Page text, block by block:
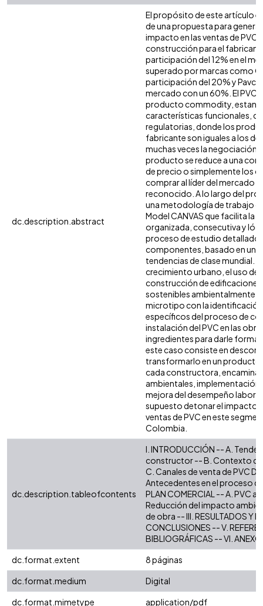
dc.description.abstract
El propósito de este artículo
de una propuesta para
impacto en las ventas de PVC
construcción para el
participación del 12% en el
superado por marcas como
participación del 20% y
mercado con un 60%. El PVC
producto commodity,
características funcionales,
regulatorias, donde los
fabricante son iguales a los
muchas veces la negociación
producto se reduce a una
de precio o simplemente los
comprar al líder del mercado
reconocido. A lo largo del
una metodología de trabajo
Model CANVAS que facilita la
organizada, consecutiva y
proceso de estudio detallado
componentes, basado en un
tendencias de clase mundial.
crecimiento urbano, el uso de
construcción de edificaciones
sostenibles ambientalmente y
microtipo con la
específicos del proceso de
instalación del PVC en las
ingredientes para darle forma
este caso consiste en
transformarlo en un producto
cada constructora,
ambientales,
mejora del desempeño
supuesto detonar el impacto
ventas de PVC en este
Colombia.
dc.description.tableofcontents
I. INTRODUCCIÓN -- A.
constructor -- B. Contexto
C. Canales de venta de PVC
Antecedentes en el proceso
PLAN COMERCIAL -- A. PVC a
Reducción del impacto
de obra -- III. RESULTADOS Y
CONCLUSIONES -- V.
BIBLIOGRÁFICAS -- VI.
dc.format.extent
8 páginas
dc.format.medium
Digital
dc.format.mimetype
application/pdf